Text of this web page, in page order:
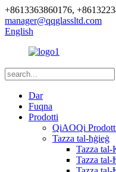
+8613363860176,
manager@qqglassltd.com
English
Dar
Fuqna
Prodotti
QiAOQi
Tazza tal-ħġieġ
Tazza tal-
Tazza